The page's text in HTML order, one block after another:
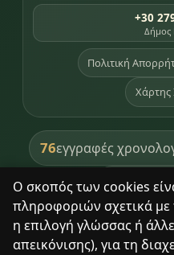
Ο σκοπός των cookies
πληροφοριών σχετικά με
η επιλογή γλώσσας ή
απεικόνισης), για τη
+30
Δήμος
Πολιτική
Χάρτης
76εγγραφές
391
8σημεία